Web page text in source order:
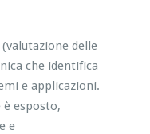
(valutazione delle
che identifica
e applicazioni.
esposto,
e